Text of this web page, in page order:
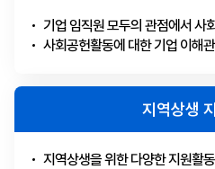
기업 임직원 모두의 관점에서 사
사회공헌활동에 대한 기업 이해
지역상생
지역상생을 위한 다양한 지원활동